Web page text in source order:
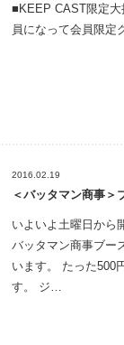
■KEEP CAST限定
員になって会員限
2016.02.19
＜バッタマン商事＞
いよいよ土曜日から
バッタマン商事ブー
います。 たった500
す。 ジ…